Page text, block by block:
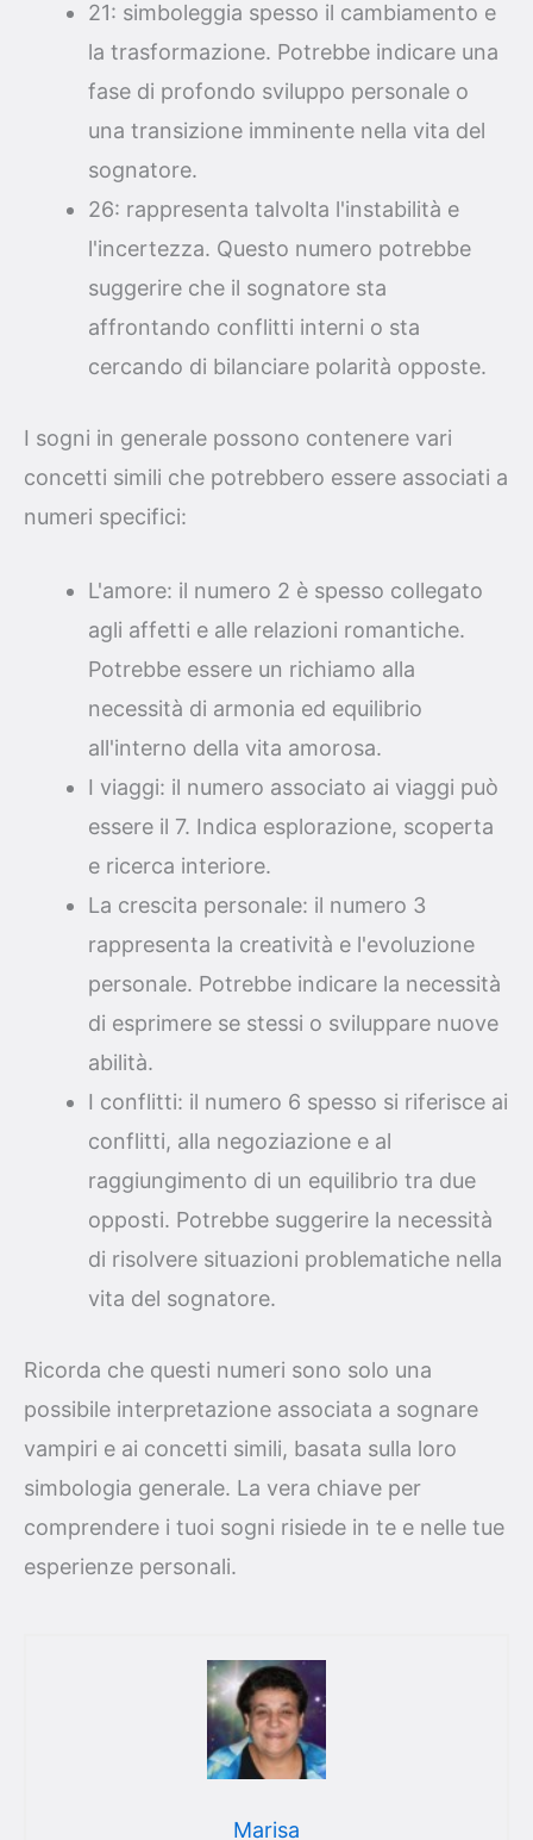
21: simboleggia spesso il cambiamento e
la trasformazione. Potrebbe indicare una
fase di profondo sviluppo personale o
una transizione imminente nella vita del
sognatore.
26: rappresenta talvolta l'instabilità e
l'incertezza. Questo numero potrebbe
suggerire che il sognatore sta
affrontando conflitti interni o sta
cercando di bilanciare polarità opposte.
I sogni in generale possono contenere vari
concetti simili che potrebbero essere associati a
numeri specifici:
L'amore: il numero 2 è spesso collegato
agli affetti e alle relazioni romantiche.
Potrebbe essere un richiamo alla
necessità di armonia ed equilibrio
all'interno della vita amorosa.
I viaggi: il numero associato ai viaggi può
essere il 7. Indica esplorazione, scoperta
e ricerca interiore.
La crescita personale: il numero 3
rappresenta la creatività e l'evoluzione
personale. Potrebbe indicare la necessità
di esprimere se stessi o sviluppare nuove
abilità.
I conflitti: il numero 6 spesso si riferisce ai
conflitti, alla negoziazione e al
raggiungimento di un equilibrio tra due
opposti. Potrebbe suggerire la necessità
di risolvere situazioni problematiche nella
vita del sognatore.
Ricorda che questi numeri sono solo una
possibile interpretazione associata a sognare
vampiri e ai concetti simili, basata sulla loro
simbologia generale. La vera chiave per
comprendere i tuoi sogni risiede in te e nelle tue
esperienze personali.
Marisa